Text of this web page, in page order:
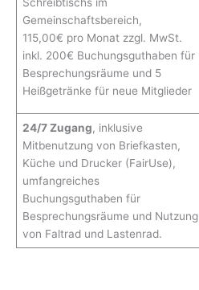
Schreibtischs im
Gemeinschaftsbereich,
115,00€ pro Monat zzgl. MwSt.
inkl. 200€ Buchungsguthaben für
Besprechungsräume und 5
Heißgetränke für neue Mitglieder
24/7 Zugang, inklusive
Mitbenutzung von Briefkasten,
Küche und Drucker (FairUse),
umfangreiches
Buchungsguthaben für
Besprechungsräume und Nutzung
von Faltrad und Lastenrad.